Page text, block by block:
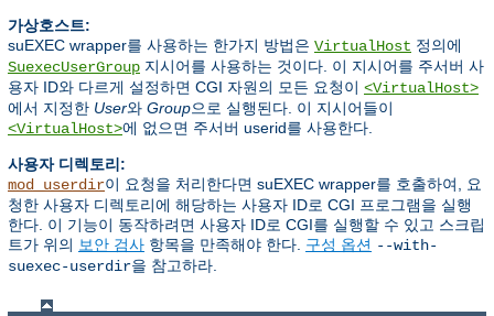
가상호스트:
suEXEC wrapper를 사용하는 한가지 방법은 VirtualHost 정의에
SuexecUserGroup 지시어를 사용하는 것이다. 이 지시어를 주서버 사
용자 ID와 다르게 설정하면 CGI 자원의 모든 요청이 <VirtualHost>
에서 지정한 User와 Group으로 실행된다. 이 지시어들이
<VirtualHost>에 없으면 주서버 userid를 사용한다.
사용자 디렉토리:
mod_userdir이 요청을 처리한다면 suEXEC wrapper를 호출하여, 요
청한 사용자 디렉토리에 해당하는 사용자 ID로 CGI 프로그램을 실행
한다. 이 기능이 동작하려면 사용자 ID로 CGI를 실행할 수 있고 스크립
트가 위의 보안 검사 항목을 만족해야 한다. 구성 옵션 --with-
suexec-userdir을 참고하라.